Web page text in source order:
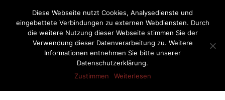
Seite wählen
Diese Webseite nutzt Cookies, Analysedienste und
eingebettete Verbindungen zu externen Webdiensten. Durch
die weitere Nutzung dieser Webseite stimmen Sie der
Verwendung dieser Datenverarbeitung zu. Weitere
Informationen entnehmen Sie bitte unserer
Datenschutzerklärung.
Zustimmen
Weiterlesen